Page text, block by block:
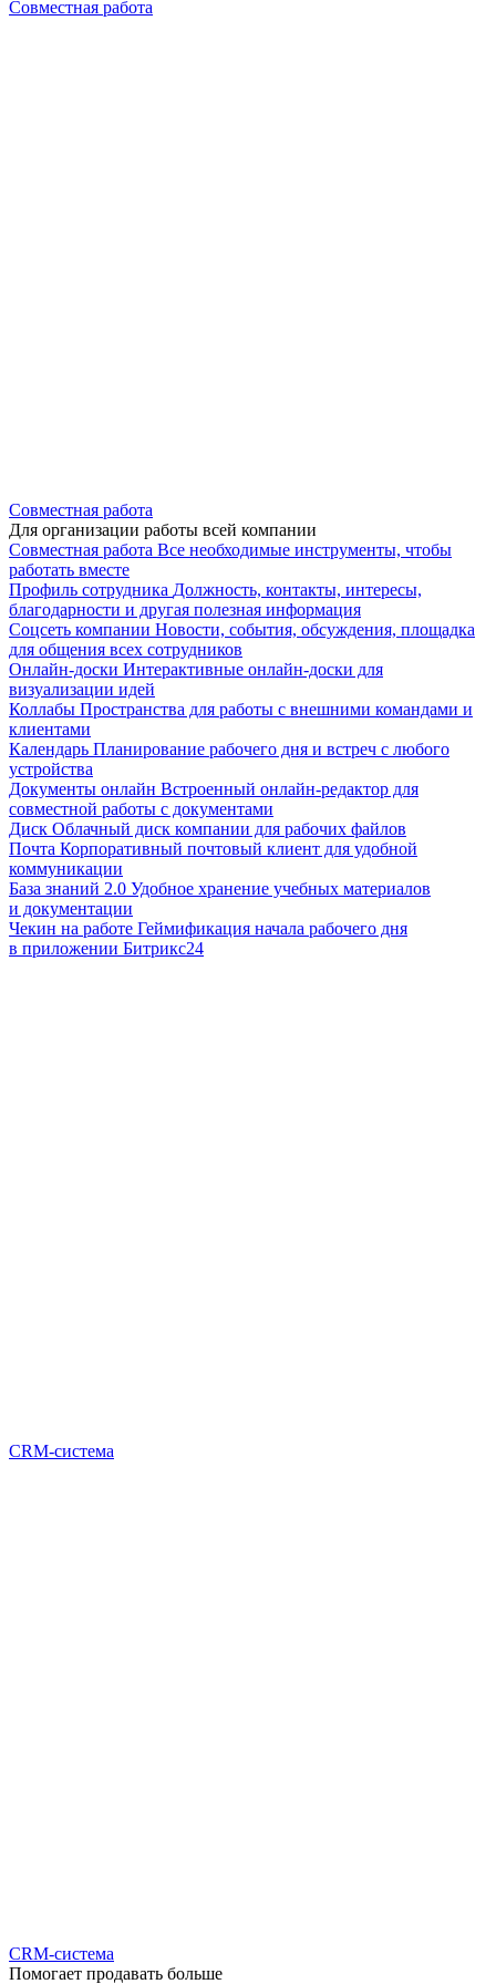
Совместная работа
Совместная работа
Для организации работы всей компании
Совместная работа Все необходимые инструменты, чтобы
работать вместе
Профиль сотрудника Должность, контакты, интересы,
благодарности и другая полезная информация
Соцсеть компании Новости, события, обсуждения, площадка
для общения всех сотрудников
Онлайн-доски Интерактивные онлайн-доски для
визуализации идей
Коллабы Пространства для работы с внешними командами и
клиентами
Календарь Планирование рабочего дня и встреч с любого
устройства
Документы онлайн Встроенный онлайн-редактор для
совместной работы с документами
Диск Облачный диск компании для рабочих файлов
Почта Корпоративный почтовый клиент для удобной
коммуникации
База знаний 2.0 Удобное хранение учебных материалов
и документации
Чекин на работе Геймификация начала рабочего дня
в приложении Битрикс24
CRM-система
CRM-система
Помогает продавать больше